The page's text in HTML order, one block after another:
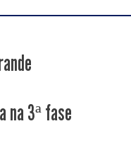
na 3ª fase